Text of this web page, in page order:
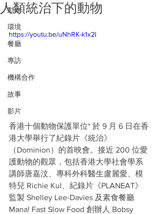
動物
環境
餐廳
專訪
機構合作
故事
影片
人類統治下的動物
https://youtu.be/uNhRK-k1x2I
香港十個動物保護單位* 於 9 月 6 日在香
港大學舉行了紀錄片《統治》
（Dominion）的首映會。接近 200 位愛
護動物的觀眾，包括香港大學社會學系
講師唐嘉汶、專科外科醫生盧麗愛、模
特兒 Richie Kul、紀錄片《PLANEAT》
監製 Shelley Lee-Davies 及素食餐廳
Mana! Fast Slow Food 創辦人 Bobsy